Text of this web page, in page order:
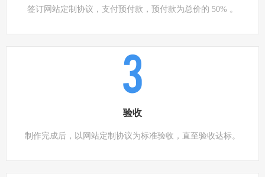
签订网站定制协议，支付预付款，预付款为总价的 50% 。
3
验收
制作完成后，以网站定制协议为标准验收，直至验收达标。